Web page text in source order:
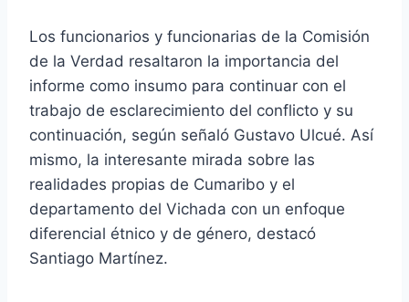
Los funcionarios y funcionarias de la Comisión
de la Verdad resaltaron la importancia del
informe como insumo para continuar con el
trabajo de esclarecimiento del conflicto y su
continuación, según señaló Gustavo Ulcué. Así
mismo, la interesante mirada sobre las
realidades propias de Cumaribo y el
departamento del Vichada con un enfoque
diferencial étnico y de género, destacó
Santiago Martínez.